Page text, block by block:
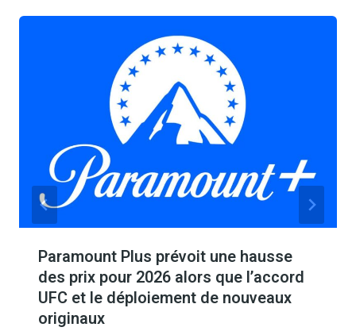
Paramount Plus prévoit une hausse
des prix pour 2026 alors que l’accord
UFC et le déploiement de nouveaux
originaux